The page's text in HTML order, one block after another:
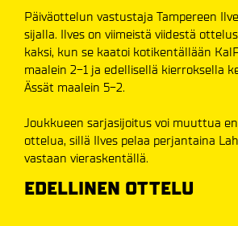
Päiväottelun vastustaja Tampereen
sijalla. Ilves on viimeistä viidestä
kaksi, kun se kaatoi kotikentällään
maalein 2-1 ja edellisellä kierroksella
Ässät maalein 5-2.
Joukkueen sarjasijoitus voi muuttua
ottelua, sillä Ilves pelaa perjantaina
vastaan vieraskentällä.
EDELLINEN OTTELU